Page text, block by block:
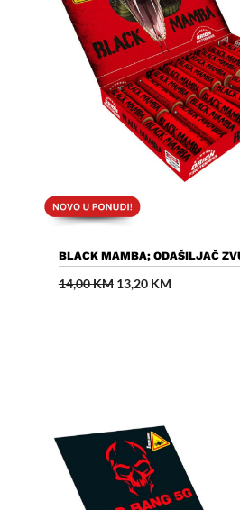
Dodaj U
BLACK MAMBA; ODAŠILJAČ
14,00KM Izvorna
13,20 KMTrenutna